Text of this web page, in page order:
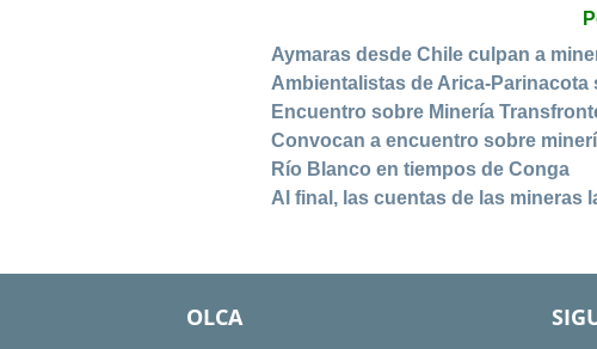
Aymaras desde Chile culpan a
Ambientalistas de Arica-
Encuentro sobre Minería
Convocan a encuentro sobre
Río Blanco en tiempos de Conga
Al final, las cuentas de las mineras
OLCA